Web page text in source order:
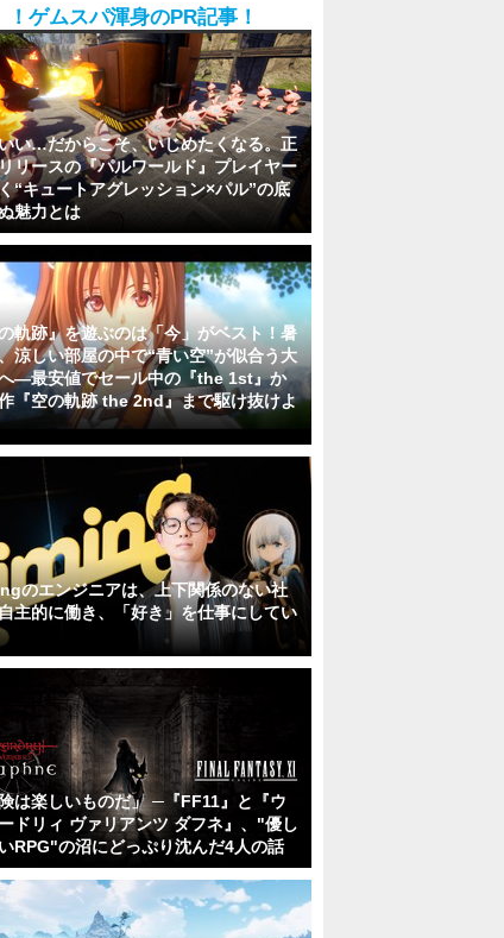
！ゲムスパ渾身のPR記事！
い…だからこそ、いじめたくなる。正
リースの『パルワールド』プレイヤー
“キュートアグレッション×パル”の底
魅力とは
の軌跡』を遊ぶのは「今」がベスト！暑
涼しい部屋の中で“青い空”が似合う大
―最安値でセール中の『the 1st』か
『空の軌跡 the 2nd』まで駆け抜けよ
のエンジニアは、上下関係のない社
主的に働き、「好き」を仕事にしてい
険は楽しいものだ」 ─『FF11』と『ウ
ドリィ ヴァリアンツ ダフネ』、"優し
RPG"の沼にどっぷり沈んだ4人の話